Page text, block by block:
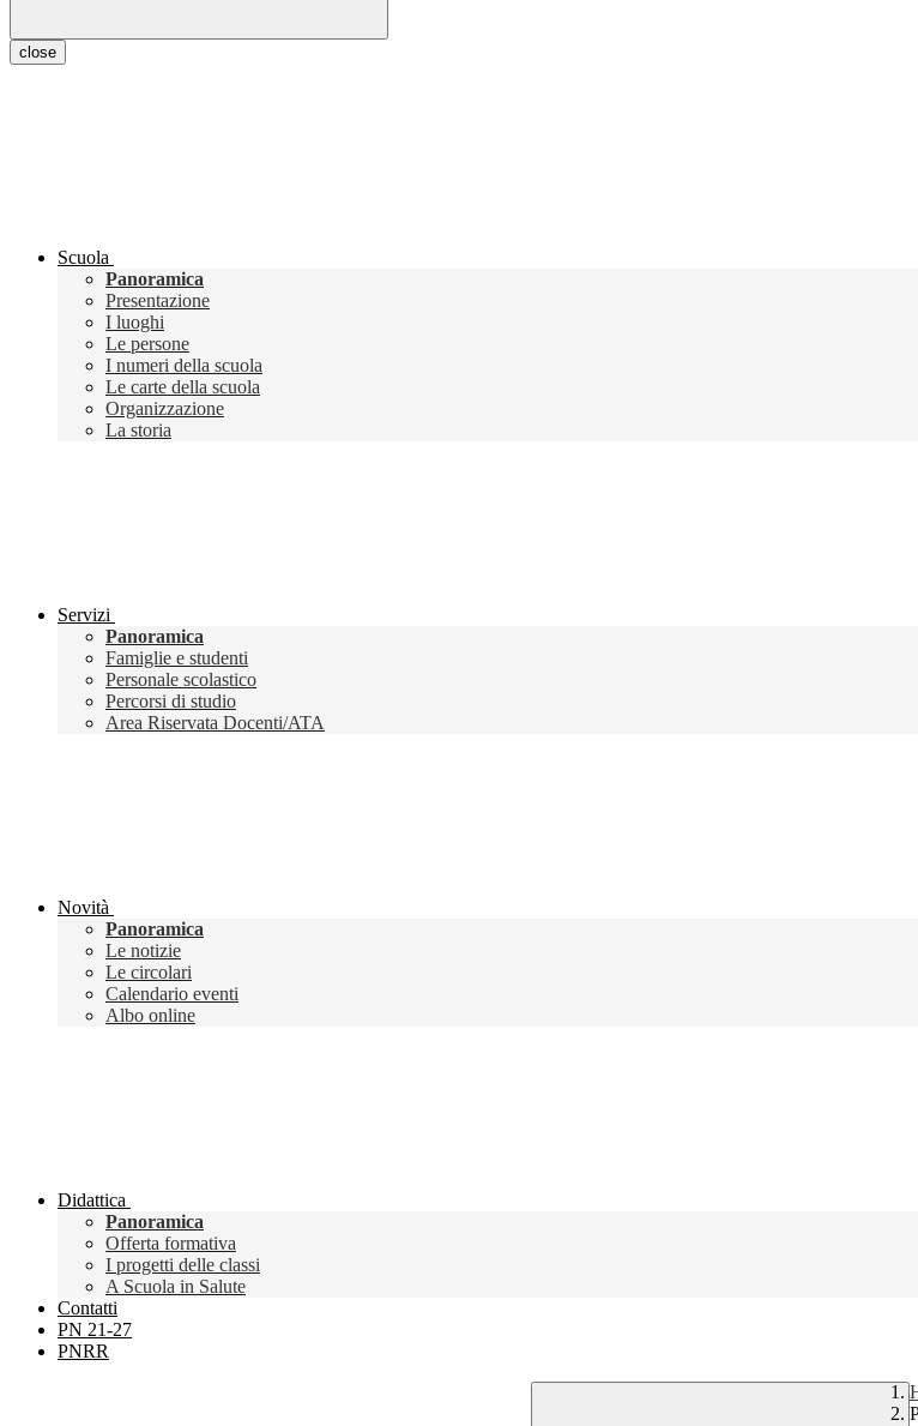
close
Scuola
Panoramica
Presentazione
I luoghi
Le persone
I numeri della scuola
Le carte della scuola
Organizzazione
La storia
Servizi
Panoramica
Famiglie e studenti
Personale scolastico
Percorsi di studio
Area Riservata Docenti/ATA
Novità
Panoramica
Le notizie
Le circolari
Calendario eventi
Albo online
Didattica
Panoramica
Offerta formativa
I progetti delle classi
A Scuola in Salute
Contatti
PN 21-27
PNRR